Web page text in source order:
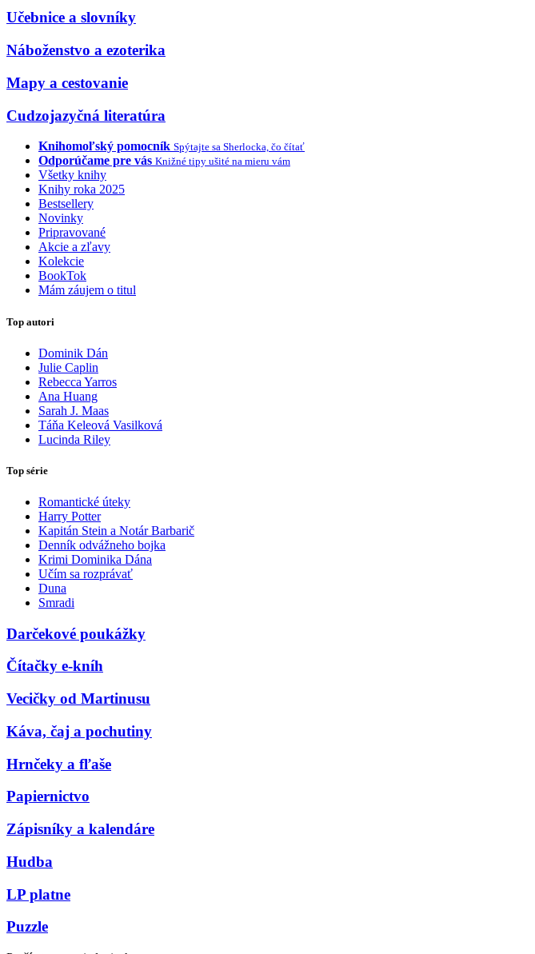
Učebnice a slovníky
Náboženstvo a ezoterika
Mapy a cestovanie
Cudzojazyčná literatúra
Knihomoľský pomocník Spýtajte sa Sherlocka, čo čítať
Odporúčame pre vás Knižné tipy ušité na mieru vám
Všetky knihy
Knihy roka 2025
Bestsellery
Novinky
Pripravované
Akcie a zľavy
Kolekcie
BookTok
Mám záujem o titul
Top autori
Dominik Dán
Julie Caplin
Rebecca Yarros
Ana Huang
Sarah J. Maas
Táňa Keleová Vasilková
Lucinda Riley
Top série
Romantické úteky
Harry Potter
Kapitán Stein a Notár Barbarič
Denník odvážneho bojka
Krimi Dominika Dána
Učím sa rozprávať
Duna
Smradi
Darčekové poukážky
Čítačky e-kníh
Vecičky od Martinusu
Káva, čaj a pochutiny
Hrnčeky a fľaše
Papiernictvo
Zápisníky a kalendáre
Hudba
LP platne
Puzzle